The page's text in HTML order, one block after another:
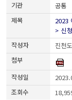
공통
2023
> 신
진천